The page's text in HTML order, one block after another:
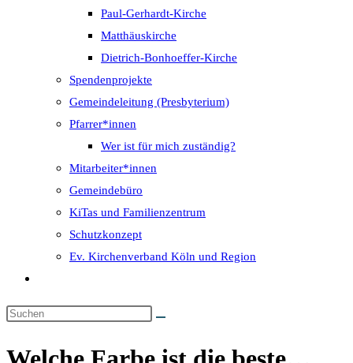
Paul-Gerhardt-Kirche
Matthäuskirche
Dietrich-Bonhoeffer-Kirche
Spendenprojekte
Gemeindeleitung (Presbyterium)
Pfarrer*innen
Wer ist für mich zuständig?
Mitarbeiter*innen
Gemeindebüro
KiTas und Familienzentrum
Schutzkonzept
Ev. Kirchenverband Köln und Region
umschalten